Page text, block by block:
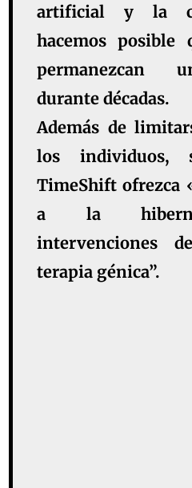
artificial y la
hacemos posible
permanezcan
durante décadas.
Además de
los individuos,
TimeShift ofrezca
a la
intervenciones
terapia génica”.